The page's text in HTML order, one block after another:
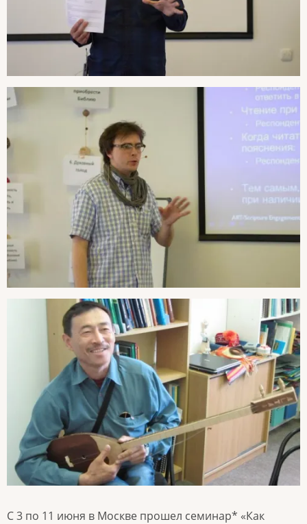
С 3 по 11 июня в Москве прошел семинар* «Как